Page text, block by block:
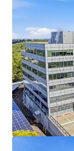
Key Investment
a
of